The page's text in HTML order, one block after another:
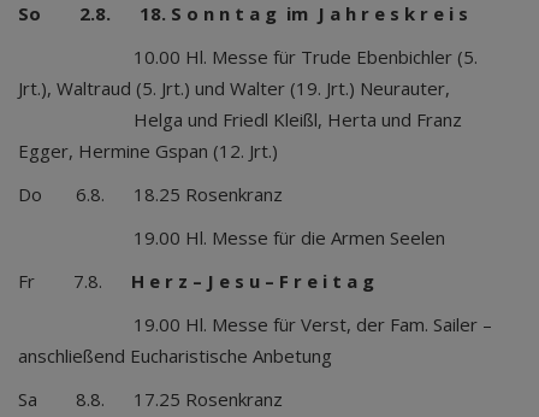
So 2.8. 18. S o n n t a g im J a h r e s k r e i s
10.00 Hl. Messe für Trude Ebenbichler (5.
Jrt.), Waltraud (5. Jrt.) und Walter (19. Jrt.) Neurauter,
Helga und Friedl Kleißl, Herta und Franz
Egger, Hermine Gspan (12. Jrt.)
Do 6.8. 18.25 Rosenkranz
19.00 Hl. Messe für die Armen Seelen
Fr 7.8. H e r z – J e s u – F r e i t a g
19.00 Hl. Messe für Verst, der Fam. Sailer –
anschließend Eucharistische Anbetung
Sa 8.8. 17.25 Rosenkranz